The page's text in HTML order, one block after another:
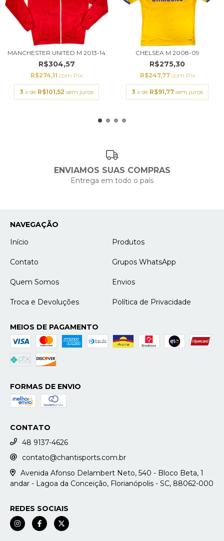
MANCHESTER UNITED M 2013-14
R$304,57
R$274,11com Pix
3 x de R$101,52 sem juros
CHELSEA M 2008-09
R$275,30
R$247,77 com Pix
3 x de R$91,77 sem juros
ENVIAMOS SUAS COMPRAS
Entrega em todo o país
NAVEGAÇÃO
Início
Produtos
Contato Grupos WhatsApp
Quem Somos Envios
Troca e Devoluções Política de Privacidade
MEIOS DE PAGAMENTO
FORMAS DE ENVIO
CONTATO
48 9137-4626
contato@chantisports.com.br
Avenida Afonso Delambert Neto, 540 - Bloco Beta, 1
andar - Lagoa da Conceição, Florianópolis - SC, 88062-000
REDES SOCIAIS